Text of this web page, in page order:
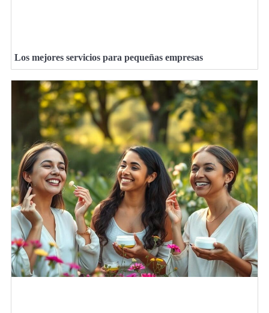
Los mejores servicios para pequeñas empresas